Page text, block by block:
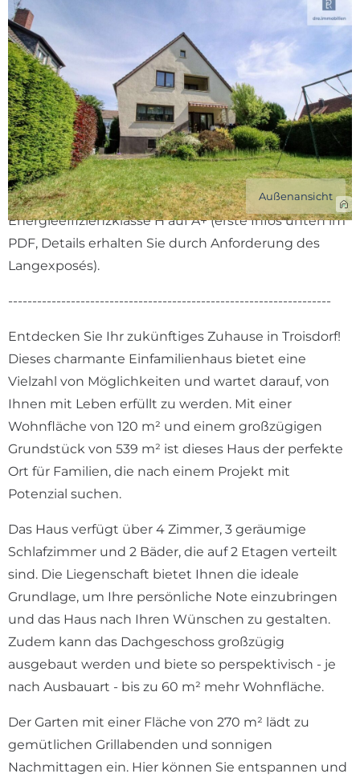
Außenansicht
Objektbeschreibung
Mit 27.000€ Förderung von Energieeffizienzklasse H
auf A+
Freistehendes Einfamilienhaus mit vorhandenem
Sanierungsfahrplan (Maßnahmen alle optional!)
Mit staatlichen Fördermitteln von
Energieeffizienzklasse H auf A+ (erste Infos unten im
PDF, Details erhalten Sie durch Anforderung des
Langexposés).
-------------------------------------------------------------------
Entdecken Sie Ihr zukünftiges Zuhause in Troisdorf!
Dieses charmante Einfamilienhaus bietet eine
Vielzahl von Möglichkeiten und wartet darauf, von
Ihnen mit Leben erfüllt zu werden. Mit einer
Wohnfläche von 120 m² und einem großzügigen
Grundstück von 539 m² ist dieses Haus der perfekte
Ort für Familien, die nach einem Projekt mit
Potenzial suchen.
Das Haus verfügt über 4 Zimmer, 3 geräumige
Schlafzimmer und 2 Bäder, die auf 2 Etagen verteilt
sind. Die Liegenschaft bietet Ihnen die ideale
Grundlage, um Ihre persönliche Note einzubringen
und das Haus nach Ihren Wünschen zu gestalten.
Zudem kann das Dachgeschoss großzügig
ausgebaut werden und biete so perspektivisch - je
nach Ausbauart - bis zu 60 m² mehr Wohnfläche.
Der Garten mit einer Fläche von 270 m² lädt zu
gemütlichen Grillabenden und sonnigen
Nachmittagen ein. Hier können Sie entspannen und